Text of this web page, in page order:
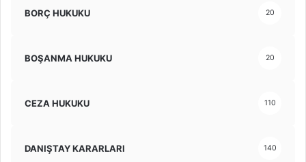
BORÇ HUKUKU 20
BOŞANMA HUKUKU 20
CEZA HUKUKU 110
DANIŞTAY KARARLARI 140